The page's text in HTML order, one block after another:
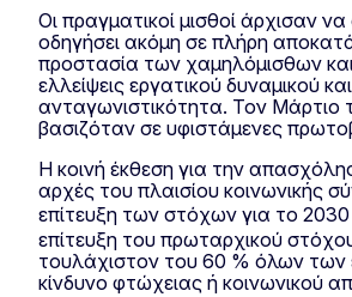
Οι πραγματικοί μισθοί άρχισαν
οδηγήσει ακόμη σε πλήρη
προστασία των χαμηλόμισθων
ελλείψεις εργατικού δυναμικού
ανταγωνιστικότητα. Τον Μάρτιο
βασιζόταν σε υφιστάμενες
Η κοινή έκθεση για την
αρχές του πλαισίου κοινωνικής
επίτευξη των στόχων για το
επίτευξη του πρωταρχικού
τουλάχιστον του 60 % όλων των
κίνδυνο φτώχειας ή κοινωνικού